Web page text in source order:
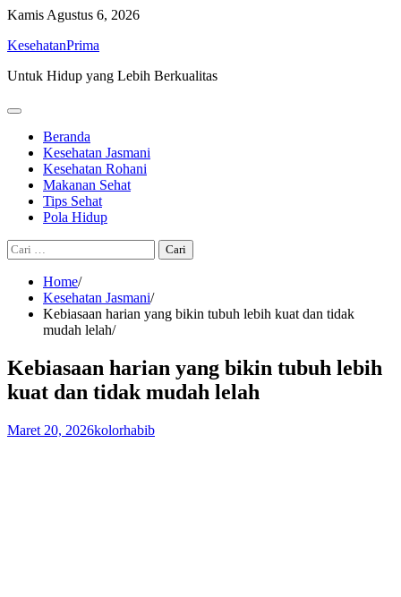
Skip
content
Kamis Agustus 6, 2026
KesehatanPrima
Untuk Hidup yang Lebih Berkualitas
Beranda
Kesehatan Jasmani
Kesehatan Rohani
Makanan Sehat
Tips Sehat
Pola Hidup
Cari
untuk:
Home
Kesehatan Jasmani
Kebiasaan harian yang bikin tubuh lebih kuat dan tidak
mudah lelah
Kebiasaan harian yang bikin tubuh lebih
kuat dan tidak mudah lelah
Maret 20, 2026kolorhabib